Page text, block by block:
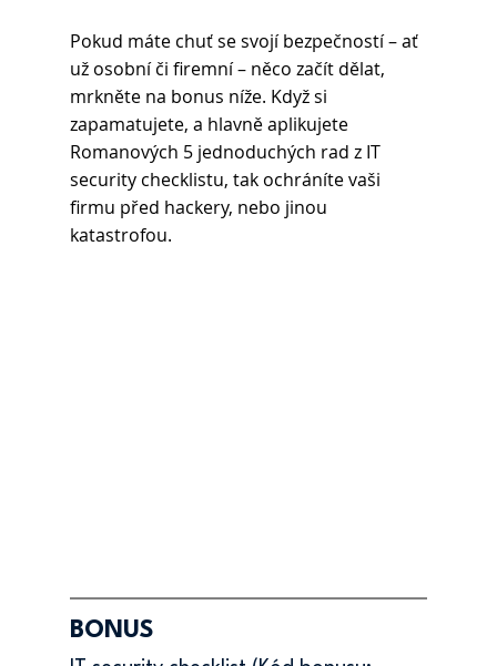
Pokud máte chuť se svojí bezpečností – ať
už osobní či firemní – něco začít dělat,
mrkněte na bonus níže. Když si
zapamatujete, a hlavně aplikujete
Romanových 5 jednoduchých rad z IT
security checklistu, tak ochráníte vaši
firmu před hackery, nebo jinou
katastrofou.
BONUS